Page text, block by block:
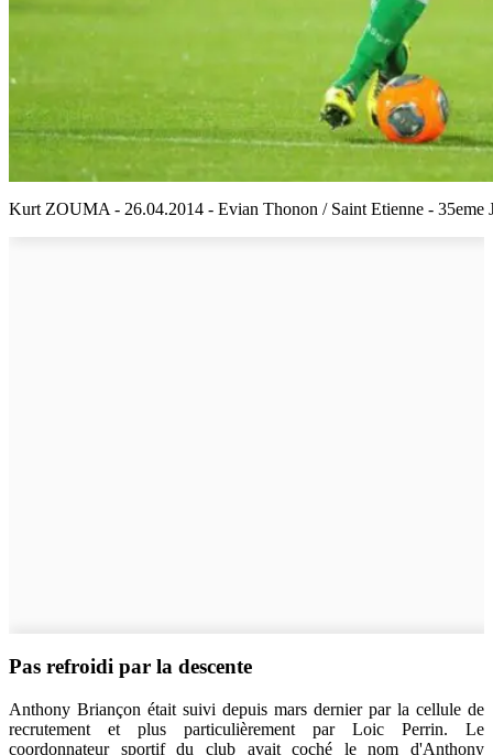
Kurt ZOUMA - 26.04.2014 - Evian Thonon / Saint Etienne - 35eme
Pas refroidi par la descente
Anthony Briançon était suivi depuis mars dernier par la cellule de
recrutement et plus particulièrement par Loic Perrin. Le
coordonnateur sportif du club avait coché le nom d'Anthony